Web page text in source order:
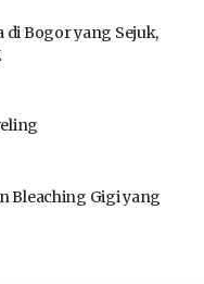
di Bogor yang Sejuk,
Bleaching Gigi yang